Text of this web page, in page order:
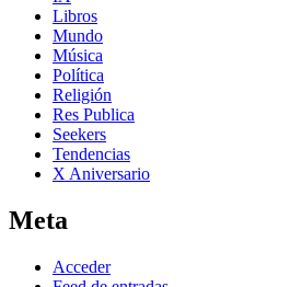
Libros
Mundo
Música
Política
Religión
Res Publica
Seekers
Tendencias
X Aniversario
Meta
Acceder